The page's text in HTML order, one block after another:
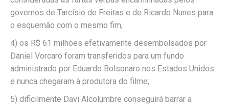
governos de Tarcísio de Freitas e de Ricardo Nunes para
o esquemão com o mesmo fim;
4) os R$ 61 milhões efetivamente desembolsados por
Daniel Vorcaro foram transferidos para um fundo
administrado por Eduardo Bolsonaro nos Estados Unidos
e nunca chegaram à produtora do filme;
5) dificilmente Davi Alcolumbre conseguirá barrar a